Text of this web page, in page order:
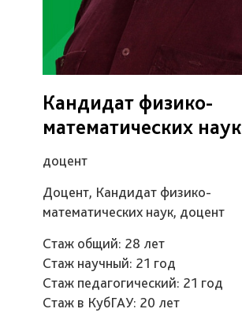
Кандидат физико-
математических наук
доцент
Доцент, Кандидат физико-
математических наук, доцент
Стаж общий: 28 лет
Стаж научный: 21 год
Стаж педагогический: 21 год
Стаж в КубГАУ: 20 лет